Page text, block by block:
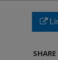
SHARE